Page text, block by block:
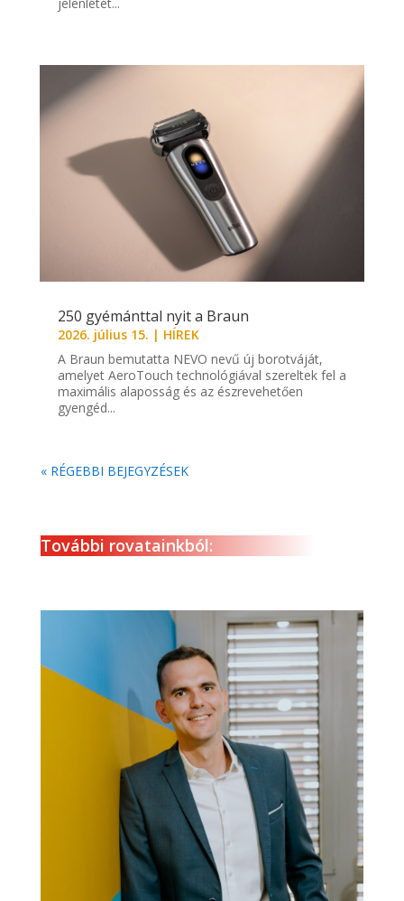
250 gyémánttal nyit a Braun
2026. július 15. | HÍREK
A Braun bemutatta NEVO nevű új borotváját,
amelyet AeroTouch technológiával szereltek fel a
maximális alaposság és az észrevehetően
gyengéd...
« RÉGEBBI BEJEGYZÉSEK
További rovatainkból: